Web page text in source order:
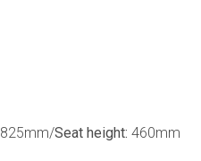
825mm/Seat height: 460mm